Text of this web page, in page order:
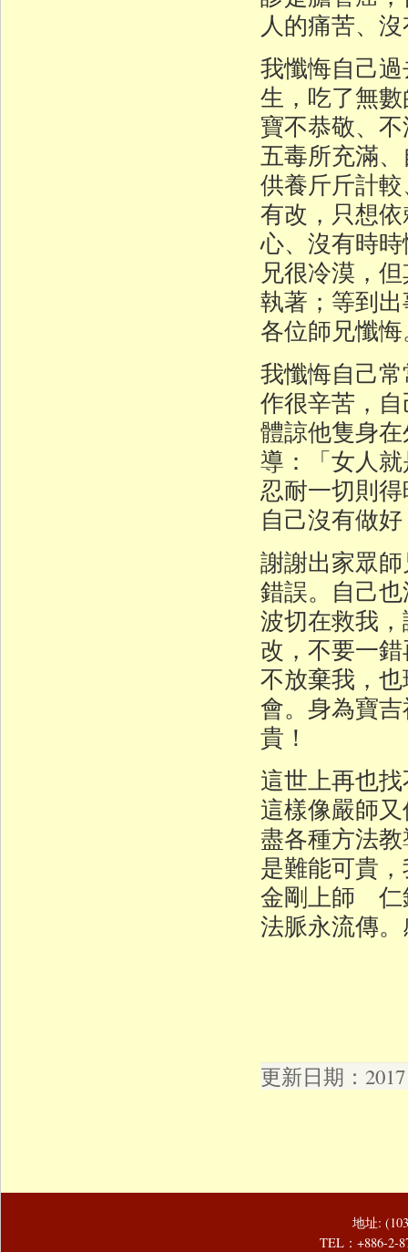
人的痛苦、
我懺悔自己
生，吃了無
寶不恭敬、
五毒所充滿
供養斤斤計
有改，只想
心、沒有時
兄很冷漠，
執著；等到
各位師兄懺
我懺悔自己
作很辛苦，
體諒他隻身
導：「女人
忍耐一切則
自己沒有做
謝謝出家眾
錯誤。自己
波切在救我
改，不要一
不放棄我，
會。身為寶
貴！
這世上再也
這樣像嚴師
盡各種方法
是難能可貴
金剛上師 仁
法脈永流傳
更新日期：
地址:
TEL：+886-2-